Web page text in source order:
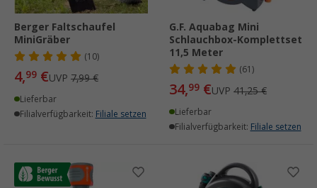
Berger Faltschaufel
MiniGräber
(10)
4,99 €UVP 7,99 €
Lieferbar
Filialverfügbarkeit: Filiale setzen
G.F. Aquabag Mini
Schlauchbox-Komplettset
11,5 Meter
(61)
34,99 €UVP 41,25 €
Lieferbar
Filialverfügbarkeit: Filiale setzen